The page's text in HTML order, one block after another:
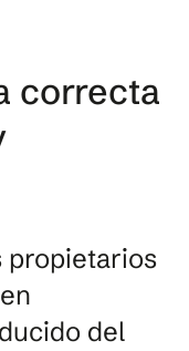
correcta
propietarios
del